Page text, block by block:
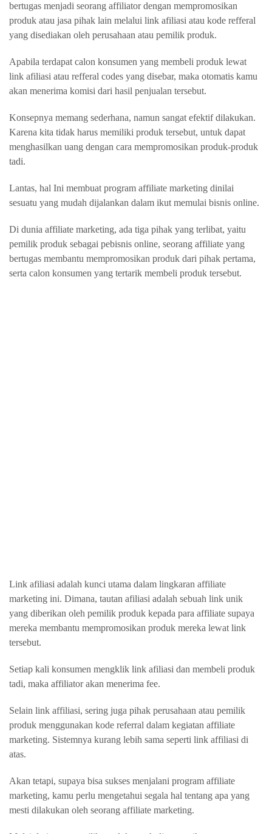
bertugas menjadi seorang affiliator dengan mempromosikan
produk atau jasa pihak lain melalui link afiliasi atau kode refferal
yang disediakan oleh perusahaan atau pemilik produk.
Apabila terdapat calon konsumen yang membeli produk lewat
link afiliasi atau refferal codes yang disebar, maka otomatis kamu
akan menerima komisi dari hasil penjualan tersebut.
Konsepnya memang sederhana, namun sangat efektif dilakukan.
Karena kita tidak harus memiliki produk tersebut, untuk dapat
menghasilkan uang dengan cara mempromosikan produk-produk
tadi.
Lantas, hal Ini membuat program affiliate marketing dinilai
sesuatu yang mudah dijalankan dalam ikut memulai bisnis online.
Di dunia affiliate marketing, ada tiga pihak yang terlibat, yaitu
pemilik produk sebagai pebisnis online, seorang affiliate yang
bertugas membantu mempromosikan produk dari pihak pertama,
serta calon konsumen yang tertarik membeli produk tersebut.
Link afiliasi adalah kunci utama dalam lingkaran affiliate
marketing ini. Dimana, tautan afiliasi adalah sebuah link unik
yang diberikan oleh pemilik produk kepada para affiliate supaya
mereka membantu mempromosikan produk mereka lewat link
tersebut.
Setiap kali konsumen mengklik link afiliasi dan membeli produk
tadi, maka affiliator akan menerima fee.
Selain link affiliasi, sering juga pihak perusahaan atau pemilik
produk menggunakan kode referral dalam kegiatan affiliate
marketing. Sistemnya kurang lebih sama seperti link affiliasi di
atas.
Akan tetapi, supaya bisa sukses menjalani program affiliate
marketing, kamu perlu mengetahui segala hal tentang apa yang
mesti dilakukan oleh seorang affiliate marketing.